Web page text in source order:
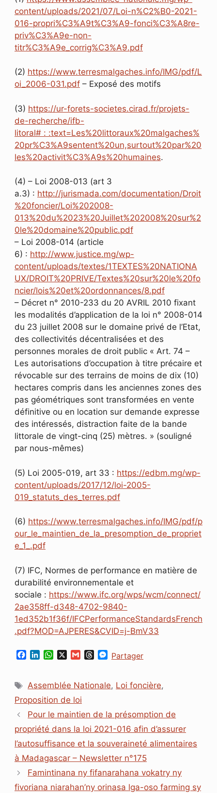
content/uploads/2021/07/Loi-n%C2%B0-2021-
016-propri%C3%A9t%C3%A9-fonci%C3%A8re-
priv%C3%A9e-non-
titr%C3%A9e_corrig%C3%A9.pdf
(2) https://www.terresmalgaches.info/IMG/pdf/L
oi_2006-031.pdf – Exposé des motifs
(3) https://ur-forets-societes.cirad.fr/projets-
de-recherche/ifb-
litoral# : :text=Les%20littoraux%20malgaches%
20pr%C3%A9sentent%20un,surtout%20par%20
les%20activit%C3%A9s%20humaines.
(4) – Loi 2008-013 (art 3
a.3) : http://jurismada.com/documentation/Droit
%20foncier/Loi%202008-
013%20du%2023%20Juillet%202008%20sur%2
0le%20domaine%20public.pdf
– Loi 2008-014 (article
6) : http://www.justice.mg/wp-
content/uploads/textes/1TEXTES%20NATIONA
UX/DROIT%20PRIVE/Textes%20sur%20le%20fo
ncier/lois%20et%20ordonnances/8.pdf
– Décret n° 2010-233 du 20 AVRIL 2010 fixant
les modalités d’application de la loi n° 2008-014
du 23 juillet 2008 sur le domaine privé de l’Etat,
des collectivités décentralisées et des
personnes morales de droit public « Art. 74 –
Les autorisations d’occupation à titre précaire et
révocable sur des terrains de moins de dix (10)
hectares compris dans les anciennes zones des
pas géométriques sont transformées en vente
définitive ou en location sur demande expresse
des intéressés, distraction faite de la bande
littorale de vingt-cinq (25) mètres. » (souligné
par nous-mêmes)
(5) Loi 2005-019, art 33 : https://edbm.mg/wp-
content/uploads/2017/12/loi-2005-
019_statuts_des_terres.pdf
(6) https://www.terresmalgaches.info/IMG/pdf/p
our_le_maintien_de_la_presomption_de_propriet
e_1_.pdf
(7) IFC, Normes de performance en matière de
durabilité environnementale et
sociale : https://www.ifc.org/wps/wcm/connect/
2ae358ff-d348-4702-9840-
1ed352b1f36f/IFCPerformanceStandardsFrench
.pdf?MOD=AJPERES&CVID=j-BmV33
e
o
o
k
d
I
n
W
t
A
p
G
i
e
s
M
s
g
r
Partager
Étiquettes
Assemblée Nationale, Loi foncière,
Proposition de loi
Pour le maintien de la présomption de
propriété dans la loi 2021-016 afin d’assurer
l’autosuffisance et la souveraineté alimentaires
à Madagascar – Newsletter n°175
Famintinana ny fifanarahana vokatry ny
fivoriana niarahan’ny orinasa lga-oso farming sy